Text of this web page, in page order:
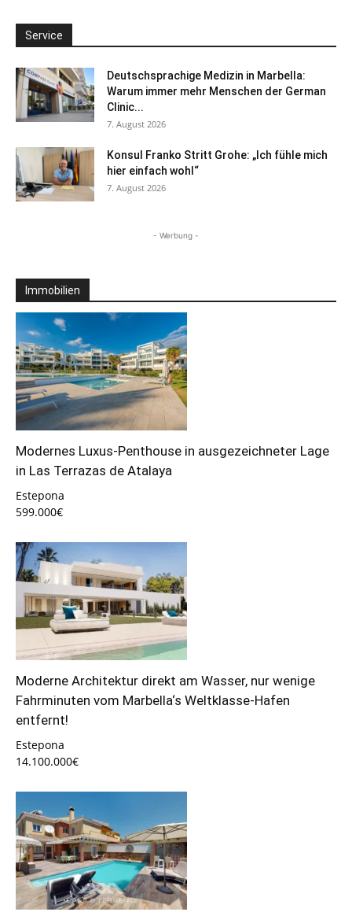
Service
Deutschsprachige Medizin in Marbella:
Warum immer mehr Menschen der German
Clinic...
7. August 2026
Konsul Franko Stritt Grohe: „Ich fühle mich
hier einfach wohl“
7. August 2026
- Werbung -
Immobilien
Modernes Luxus-Penthouse in ausgezeichneter Lage
in Las Terrazas de Atalaya
Estepona
599.000€
Moderne Architektur direkt am Wasser, nur wenige
Fahrminuten vom Marbella‘s Weltklasse-Hafen
entfernt!
Estepona
14.100.000€